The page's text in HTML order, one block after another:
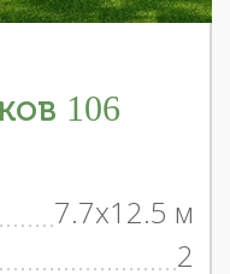
106
7.7x12.5 м
2